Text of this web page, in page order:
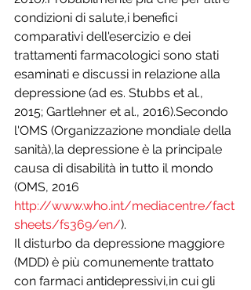
condizioni di salute,i benefici
comparativi dell'esercizio e dei
trattamenti farmacologici sono stati
esaminati e discussi in relazione alla
depressione (ad es. Stubbs et al.,
2015; Gartlehner et al., 2016).Secondo
l'OMS (Organizzazione mondiale della
sanità),la depressione è la principale
causa di disabilità in tutto il mondo
(OMS, 2016
http://www.who.int/mediacentre/fact
sheets/fs369/en/).
Il disturbo da depressione maggiore
(MDD) è più comunemente trattato
con farmaci antidepressivi,in cui gli